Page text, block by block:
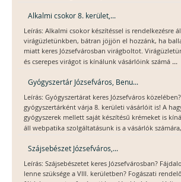
Alkalmi csokor 8. kerület,...
Leírás: Alkalmi csokor készítéssel is rendelkezésre
virágüzletünkben, bátran jöjjön el hozzánk, ha
miatt keres Józsefvárosban virágboltot.
és cserepes virágot is kínálunk vásárlóink számá ...
Gyógyszertár Józsefváros, Benu...
Leírás: Gyógyszertárat keres Józsefváros
gyógyszertárként várja 8. kerületi vásárlóit is! A
gyógyszerek mellett saját készítésű krémeket is
áll webpatika szolgáltatásunk is a vásárlók
Szájsebészet Józsefváros,...
Leírás: Szájsebészetet keres Józsefvárosban?
lenne szüksége a VIII. kerületben? Fogászati